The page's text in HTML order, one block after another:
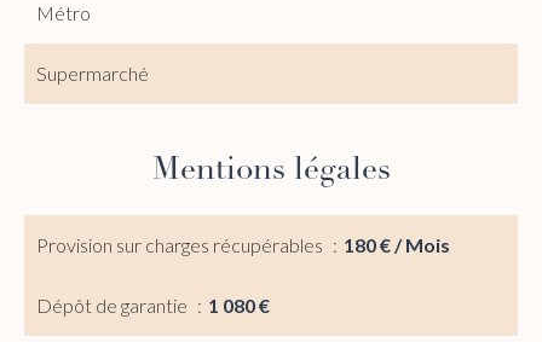
Métro
Supermarché
Mentions légales
Provision sur charges récupérables 180 € / Mois
Dépôt de garantie 1 080 €